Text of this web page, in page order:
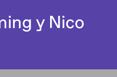
y Nico